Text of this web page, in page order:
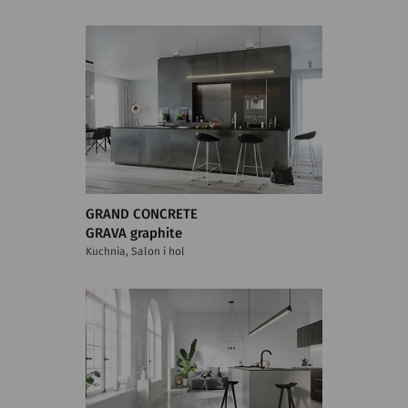
GRAND CONCRETE
GRAVA graphite
Kuchnia, Salon i hol